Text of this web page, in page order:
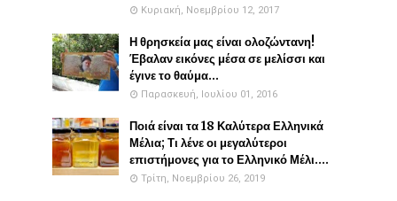
Κυριακή, Νοεμβρίου 12, 2017
Η θρησκεία μας είναι ολοζώντανη!
Έβαλαν εικόνες μέσα σε μελίσσι και
έγινε το θαύμα...
Παρασκευή, Ιουλίου 01, 2016
Ποιά είναι τα 18 Καλύτερα Ελληνικά
Μέλια; Τι λένε οι μεγαλύτεροι
επιστήμονες για το Ελληνικό Μέλι....
Τρίτη, Νοεμβρίου 26, 2019